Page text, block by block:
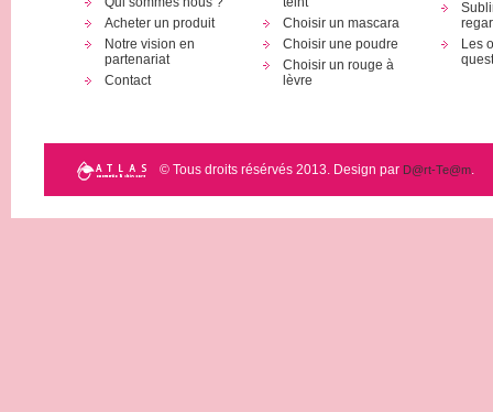
Acheter un produit
Notre vision en
partenariat
Contact
Choisir un mascara
Choisir une poudre
Choisir un rouge à
lèvre
Les
© Tous droits résérvés 2013. Design par D@rt-Te@m.